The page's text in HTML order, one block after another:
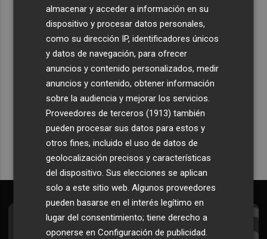
Recibe toda la actualidad de
Plaza Podcast en tu correo
Quiero suscribirme
Suscríbete al Boletín
almacenar y acceder a información en su
dispositivo y procesar datos personales,
como su dirección IP, identificadores únicos
y datos de navegación, para ofrecer
anuncios y contenido personalizados, medir
anuncios y contenido, obtener información
sobre la audiencia y mejorar los servicios.
Proveedores de terceros (1913) también
pueden procesar sus datos para estos y
otros fines, incluido el uso de datos de
geolocalización precisos y características
del dispositivo. Sus elecciones se aplican
solo a este sitio web. Algunos proveedores
pueden basarse en el interés legítimo en
lugar del consentimiento; tiene derecho a
oponerse enConfiguración de publicidad